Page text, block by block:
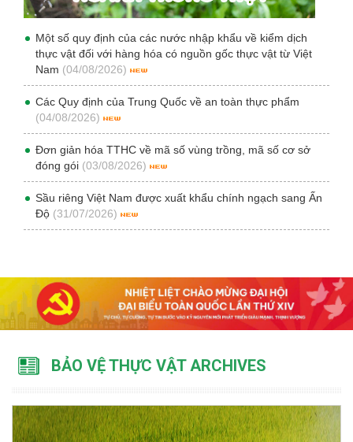
Một số quy định của các nước nhập khẩu về kiểm dịch
thực vật đối với hàng hóa có nguồn gốc thực vật từ Việt
Nam (04/08/2026)
Các Quy định của Trung Quốc về an toàn thực phẩm
(04/08/2026)
Đơn giản hóa TTHC về mã số vùng trồng, mã số cơ sở
đóng gói (03/08/2026)
Sầu riêng Việt Nam được xuất khẩu chính ngạch sang Ấn
Độ (31/07/2026)
BẢO VỆ THỰC VẬT ARCHIVES